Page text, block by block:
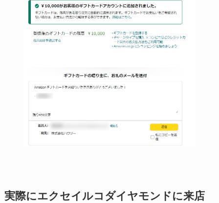
実際にエクセイルコダイヤモンドに来店